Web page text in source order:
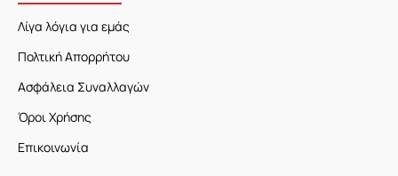
Λίγα λόγια για εμάς
Πολτική Απορρήτου
Ασφάλεια Συναλλαγών
Όροι Χρήσης
Επικοινωνία